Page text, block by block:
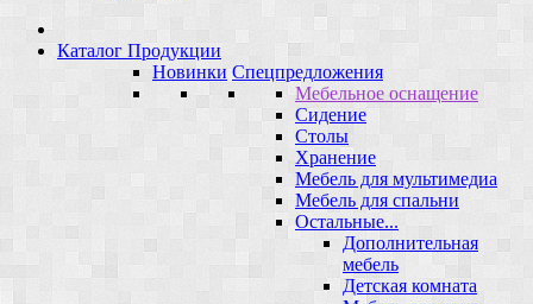
Каталог Продукции
Новинки Спецпредложения
Мебельное оснащение
Сидение
Столы
Хранение
Мебель для мультимедиа
Мебель для спальни
Остальные...
Дополнительная
мебель
Детская комната